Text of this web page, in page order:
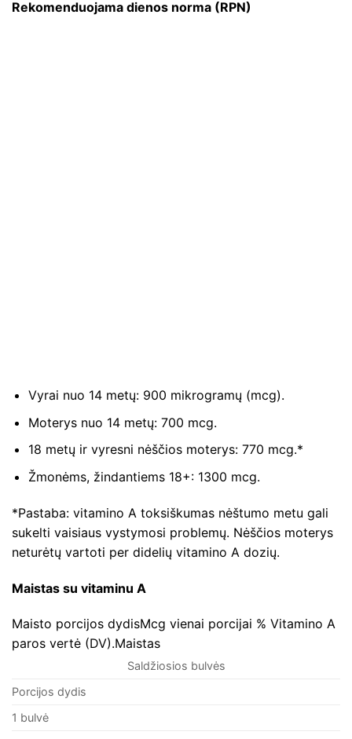
Rekomenduojama dienos norma (RPN)
Vyrai nuo 14 metų: 900 mikrogramų (mcg).
Moterys nuo 14 metų: 700 mcg.
18 metų ir vyresni nėščios moterys: 770 mcg.*
Žmonėms, žindantiems 18+: 1300 mcg.
*Pastaba: vitamino A toksiškumas nėštumo metu gali
sukelti vaisiaus vystymosi problemų. Nėščios moterys
neturėtų vartoti per didelių vitamino A dozių.
Maistas su vitaminu A
Maisto porcijos dydisMcg vienai porcijai % Vitamino A
paros vertė (DV).Maistas
Saldžiosios bulvės
Porcijos dydis
1 bulvė